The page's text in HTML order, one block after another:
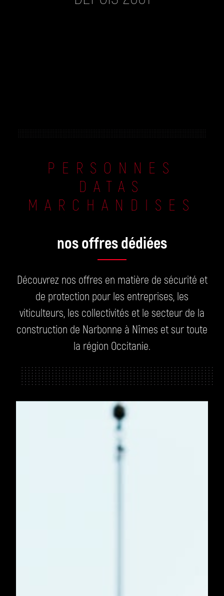
PERSONNES
DATAS
MARCHANDISES
nos offres dédiées
Découvrez nos offres en matière de sécurité et
de protection pour les entreprises, les
viticulteurs, les collectivités et le secteur de la
construction de Narbonne à Nîmes et sur toute
la région Occitanie.